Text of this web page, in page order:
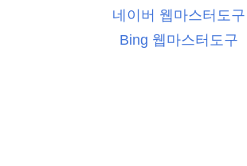
네이버 웹마스터도구
Bing 웹마스터도구